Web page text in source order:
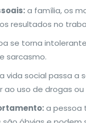
a família, os
resultados no
se torna
sarcasmo.
vida social passa a
uso de drogas ou
a pessoa